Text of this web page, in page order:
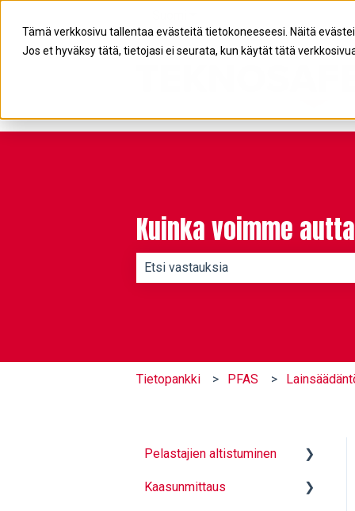
Tämä verkkosivu tallentaa evästeitä tietokoneeseesi. Näitä
Jos et hyväksy tätä, tietojasi ei seurata, kun käytät tätä
Kuinka voimme
Tietopankki PFAS
Pelastajien altistuminen
Hiukkassuojaavat alusasut
Kaasunmittaus